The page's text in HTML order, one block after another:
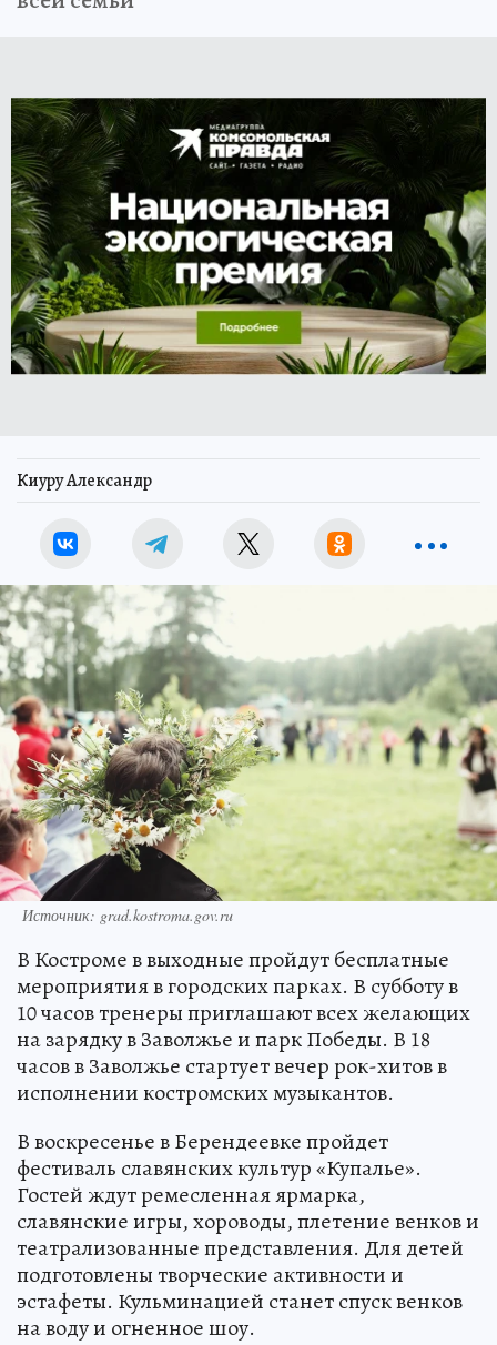
Киуру Александр
Источник: grad.kostroma.gov.ru
В Костроме в выходные пройдут бесплатные
мероприятия в городских парках. В субботу в
10 часов тренеры приглашают всех желающих
на зарядку в Заволжье и парк Победы. В 18
часов в Заволжье стартует вечер рок-хитов в
исполнении костромских музыкантов.
В воскресенье в Берендеевке пройдет
фестиваль славянских культур «Купалье».
Гостей ждут ремесленная ярмарка,
славянские игры, хороводы, плетение венков и
театрализованные представления. Для детей
подготовлены творческие активности и
эстафеты. Кульминацией станет спуск венков
на воду и огненное шоу.